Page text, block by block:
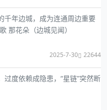
千年边城，成为连通周边重要
那花朵（边城见闻）
2025-7-30 22644
过度依赖成隐患，“星链”突然断